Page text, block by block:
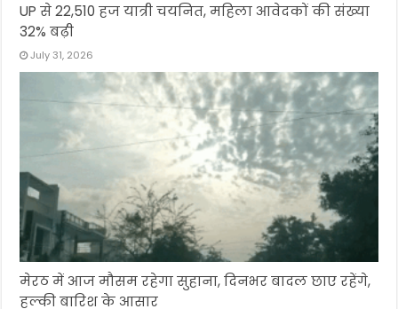
UP से 22,510 हज यात्री चयनित, महिला आवेदकों की संख्या
32% बढ़ी
July 31, 2026
मेरठ में आज मौसम रहेगा सुहाना, दिनभर बादल छाए रहेंगे,
हल्की बारिश के आसार